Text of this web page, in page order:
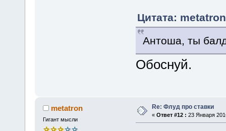
Цитата:
Антоша, ты
Обоснуй.
metatron
Гигант мысли
Re: Флуд про ставки
« Ответ #12 : 23 Января